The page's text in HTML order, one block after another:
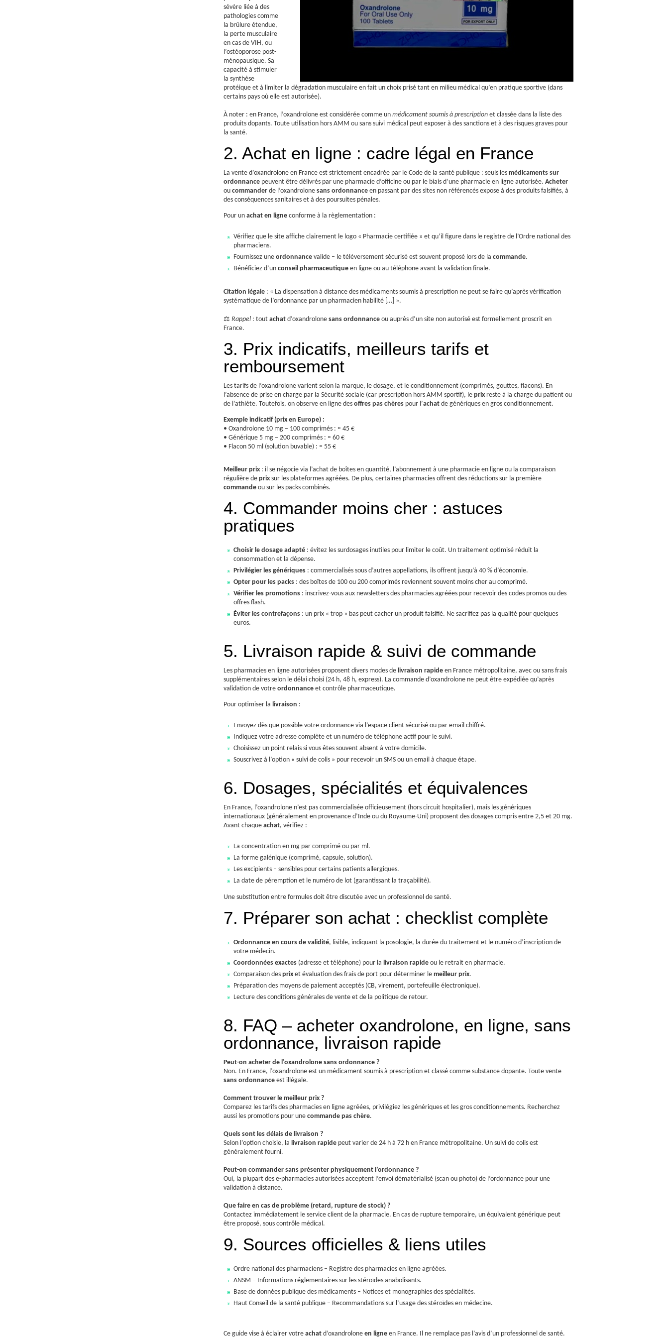
sévère liée à des
pathologies comme
la brûlure étendue,
la perte musculaire
en cas de VIH, ou
l’ostéoporose post-
ménopausique. Sa
capacité à stimuler
la synthèse
protéique et à limiter la dégradation musculaire en fait un choix prisé tant en milieu médical qu’en pratique sportive (dans
certains pays où elle est autorisée).
À noter : en France, l’oxandrolone est considérée comme un médicament soumis à prescription et classée dans la liste des
produits dopants. Toute utilisation hors AMM ou sans suivi médical peut exposer à des sanctions et à des risques graves pour
la santé.
2. Achat en ligne : cadre légal en France
La vente d’oxandrolone en France est strictement encadrée par le Code de la santé publique : seuls les médicaments sur
ordonnance peuvent être délivrés par une pharmacie d’officine ou par le biais d’une pharmacie en ligne autorisée. Acheter
ou commander de l’oxandrolone sans ordonnance en passant par des sites non référencés expose à des produits falsifiés, à
des conséquences sanitaires et à des poursuites pénales.
Pour un achat en ligne conforme à la règlementation :
Vérifiez que le site affiche clairement le logo « Pharmacie certifiée » et qu’il figure dans le registre de l’Ordre national des
pharmaciens.
Fournissez une ordonnance valide – le téléversement sécurisé est souvent proposé lors de la commande.
Bénéficiez d’un conseil pharmaceutique en ligne ou au téléphone avant la validation finale.
Citation légale : « La dispensation à distance des médicaments soumis à prescription ne peut se faire qu’après vérification
systématique de l’ordonnance par un pharmacien habilité […] ».
⚖️ Rappel : tout achat d’oxandrolone sans ordonnance ou auprès d’un site non autorisé est formellement proscrit en
France.
3. Prix indicatifs, meilleurs tarifs et
remboursement
Les tarifs de l’oxandrolone varient selon la marque, le dosage, et le conditionnement (comprimés, gouttes, flacons). En
l’absence de prise en charge par la Sécurité sociale (car prescription hors AMM sportif), le prix reste à la charge du patient ou
de l’athlète. Toutefois, on observe en ligne des offres pas chères pour l’achat de génériques en gros conditionnement.
Exemple indicatif (prix en Europe) :
• Oxandrolone 10 mg – 100 comprimés : ≈ 45 €
• Générique 5 mg – 200 comprimés : ≈ 60 €
• Flacon 50 ml (solution buvable) : ≈ 55 €
Meilleur prix : il se négocie via l’achat de boîtes en quantité, l’abonnement à une pharmacie en ligne ou la comparaison
régulière de prix sur les plateformes agréées. De plus, certaines pharmacies offrent des réductions sur la première
commande ou sur les packs combinés.
4. Commander moins cher : astuces
pratiques
Choisir le dosage adapté : évitez les surdosages inutiles pour limiter le coût. Un traitement optimisé réduit la
consommation et la dépense.
Privilégier les génériques : commercialisés sous d’autres appellations, ils offrent jusqu’à 40 % d’économie.
Opter pour les packs : des boîtes de 100 ou 200 comprimés reviennent souvent moins cher au comprimé.
Vérifier les promotions : inscrivez-vous aux newsletters des pharmacies agréées pour recevoir des codes promos ou des
offres flash.
Éviter les contrefaçons : un prix « trop » bas peut cacher un produit falsifié. Ne sacrifiez pas la qualité pour quelques
euros.
5. Livraison rapide & suivi de commande
Les pharmacies en ligne autorisées proposent divers modes de livraison rapide en France métropolitaine, avec ou sans frais
supplémentaires selon le délai choisi (24 h, 48 h, express). La commande d’oxandrolone ne peut être expédiée qu’après
validation de votre ordonnance et contrôle pharmaceutique.
Pour optimiser la livraison :
Envoyez dès que possible votre ordonnance via l’espace client sécurisé ou par email chiffré.
Indiquez votre adresse complète et un numéro de téléphone actif pour le suivi.
Choisissez un point relais si vous êtes souvent absent à votre domicile.
Souscrivez à l’option « suivi de colis » pour recevoir un SMS ou un email à chaque étape.
6. Dosages, spécialités et équivalences
En France, l’oxandrolone n’est pas commercialisée officieusement (hors circuit hospitalier), mais les génériques
internationaux (généralement en provenance d’Inde ou du Royaume-Uni) proposent des dosages compris entre 2,5 et 20 mg.
Avant chaque achat, vérifiez :
La concentration en mg par comprimé ou par ml.
La forme galénique (comprimé, capsule, solution).
Les excipients – sensibles pour certains patients allergiques.
La date de péremption et le numéro de lot (garantissant la traçabilité).
Une substitution entre formules doit être discutée avec un professionnel de santé.
7. Préparer son achat : checklist complète
Ordonnance en cours de validité, lisible, indiquant la posologie, la durée du traitement et le numéro d’inscription de
votre médecin.
Coordonnées exactes (adresse et téléphone) pour la livraison rapide ou le retrait en pharmacie.
Comparaison des prix et évaluation des frais de port pour déterminer le meilleur prix.
Préparation des moyens de paiement acceptés (CB, virement, portefeuille électronique).
Lecture des conditions générales de vente et de la politique de retour.
8. FAQ – acheter oxandrolone, en ligne, sans
ordonnance, livraison rapide
Peut-on acheter de l’oxandrolone sans ordonnance ?
Non. En France, l’oxandrolone est un médicament soumis à prescription et classé comme substance dopante. Toute vente
sans ordonnance est illégale.
Comment trouver le meilleur prix ?
Comparez les tarifs des pharmacies en ligne agréées, privilégiez les génériques et les gros conditionnements. Recherchez
aussi les promotions pour une commande pas chère.
Quels sont les délais de livraison ?
Selon l’option choisie, la livraison rapide peut varier de 24 h à 72 h en France métropolitaine. Un suivi de colis est
généralement fourni.
Peut-on commander sans présenter physiquement l’ordonnance ?
Oui, la plupart des e-pharmacies autorisées acceptent l’envoi dématérialisé (scan ou photo) de l’ordonnance pour une
validation à distance.
Que faire en cas de problème (retard, rupture de stock) ?
Contactez immédiatement le service client de la pharmacie. En cas de rupture temporaire, un équivalent générique peut
être proposé, sous contrôle médical.
9. Sources officielles & liens utiles
Ordre national des pharmaciens – Registre des pharmacies en ligne agréées.
ANSM – Informations réglementaires sur les stéroïdes anabolisants.
Base de données publique des médicaments – Notices et monographies des spécialités.
Haut Conseil de la santé publique – Recommandations sur l’usage des stéroïdes en médecine.
Ce guide vise à éclairer votre achat d’oxandrolone en ligne en France. Il ne remplace pas l’avis d’un professionnel de santé.